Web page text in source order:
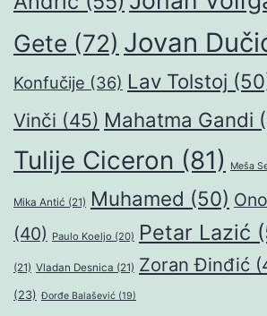
Gete (72) Jovan
Konfučije (36) Lav Tolstoj
Vinči (45) Mahatma Gandi
Tulije Ciceron (81) Meša
Mika Antić (21) Muhamed (50)
(40) Paulo Koeljo (20) Petar Lazić
(21) Vladan Desnica (21) Zoran Đinđić
(23) Đorđe Balašević (19)